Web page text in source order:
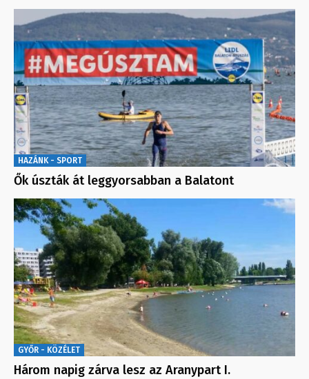
HAZÁNK - SPORT
Ők úszták át leggyorsabban a Balatont
GYŐR - KÖZÉLET
Három napig zárva lesz az Aranypart I.